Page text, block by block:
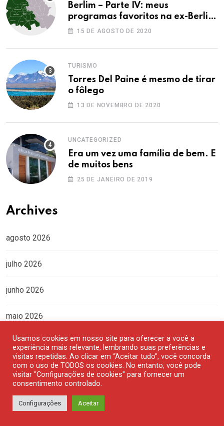
Berlim – Parte IV: meus
programas favoritos na ex-Berlim
Ocidental
15 DE AGOSTO DE 2020
TURISMO
Torres Del Paine é mesmo de tirar
o fôlego
13 DE NOVEMBRO DE 2020
UNCATEGORIZED
Era um vez uma família de bem. E
de muitos bens
25 DE JANEIRO DE 2019
Archives
agosto 2026
julho 2026
junho 2026
maio 2026
abril 2026
março 2026
fevereiro 2026
Usamos cookies em nosso site para oferecer a você a
experiência mais relevante, lembrando suas preferências e
visitas repetidas. Ao clicar em “Aceitar tudo”, você concorda
com o uso de TODOS os cookies. No entanto, você pode
visitar "Configurações de cookies" para fornecer um
consentimento controlado.
Configurações Aceitar